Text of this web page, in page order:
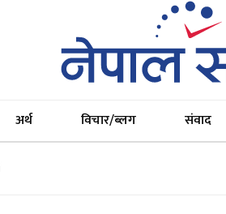
अर्थ विचार/ब्लग संवाद